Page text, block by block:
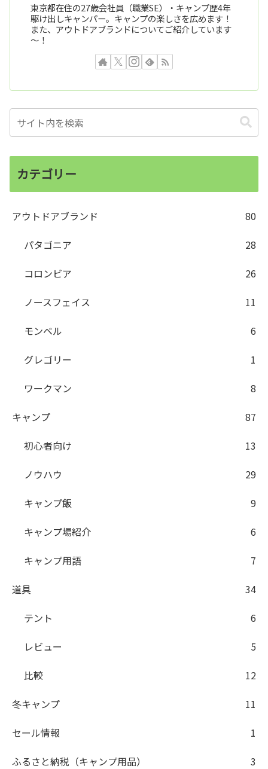
東京都在住の27歳会社員（職業SE）・キャンプ歴4年
駆け出しキャンパー。キャンプの楽しさを広めます！
また、アウトドアブランドについてご紹介しています
～！
カテゴリー
アウトドアブランド
80
パタゴニア
28
コロンビア
26
ノースフェイス
11
モンベル
6
グレゴリー
1
ワークマン
8
キャンプ
87
初心者向け
13
ノウハウ
29
キャンプ飯
9
キャンプ場紹介
6
キャンプ用語
7
道具
34
テント
6
レビュー
5
比較
12
冬キャンプ
11
セール情報
1
ふるさと納税（キャンプ用品）
3